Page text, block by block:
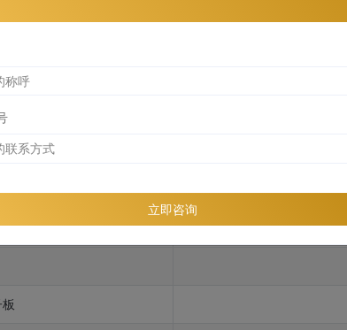
光镜
立即咨询